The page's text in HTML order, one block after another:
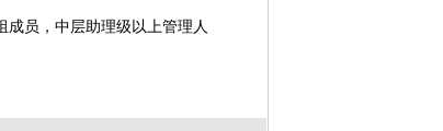
员，中层助理级以上管理人